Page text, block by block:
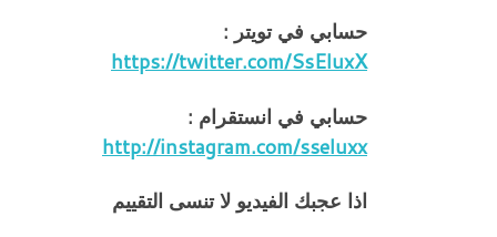
حسابي في تويتر :
https://twitter.com/SsEluxX
حسابي في انستقرام :
http://instagram.com/sseluxx
اذا عجبك الفيديو لا تنسى التقييم